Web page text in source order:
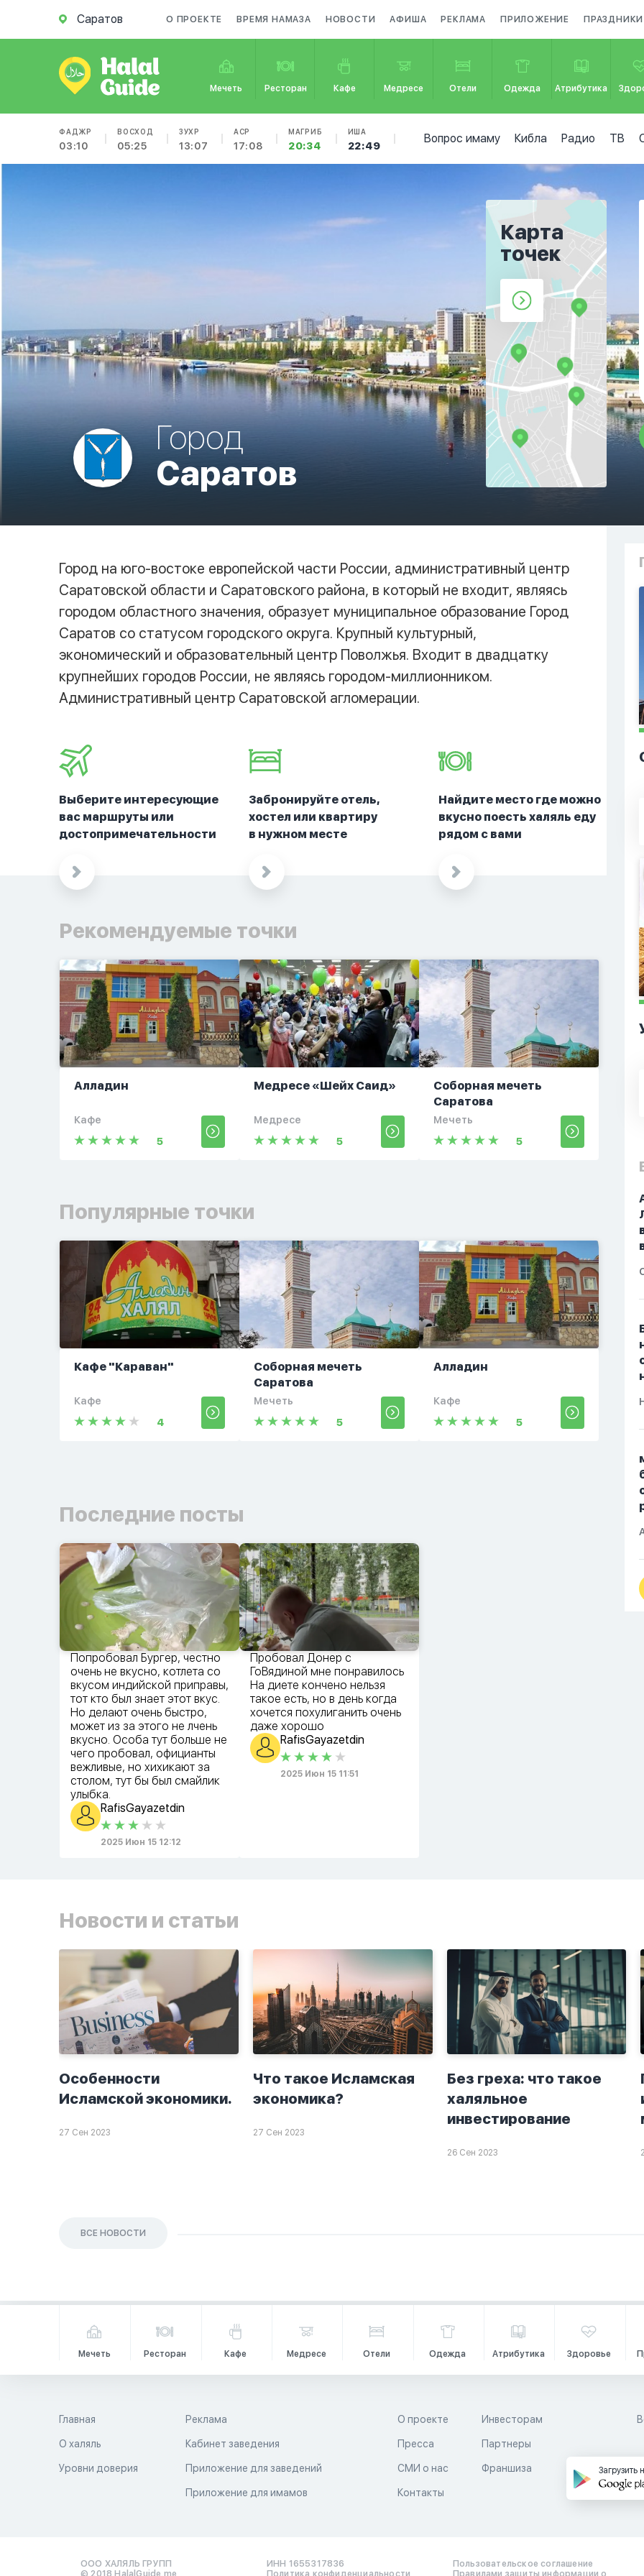
Саратов О ПРОЕКТЕ ВРЕМЯ НАМАЗА НОВОСТИ АФИША РЕКЛАМА ПРИЛОЖЕНИЕ ПРАЗДНИКИ
Мечеть Ресторан Кафе Медресе Отели Одежда Атрибутика
ФАДЖР
03:10
ВОСХОД
05:25
ЗУХР
13:07
АСР
17:08
МАГРИБ
20:34
ИША
22:49
Вопрос имаму Кибла Радио ТВ
Город
Саратов
Карта
точек
Город на юго-востоке европейской части России, административный центр
Саратовской области и Саратовского района, в который не входит, являясь
городом областного значения, образует муниципальное образование Город
Саратов со статусом городского округа. Крупный культурный,
экономический и образовательный центр Поволжья. Входит в двадцатку
крупнейших городов России, не являясь городом-миллионником.
Административный центр Саратовской агломерации.
Выберите интересующие
вас маршруты или
достопримечательности
Забронируйте отель,
хостел или квартиру
в нужном месте
Найдите место где можно
вкусно поесть халяль еду
рядом с вами
Рекомендуемые точки
Алладин
Кафе
5
Медресе «Шейх Саид»
Медресе
5
Соборная мечеть
Саратова
Мечеть
5
Популярные точки
Кафе "Караван"
Кафе
4
Соборная мечеть
Саратова
Мечеть
5
Алладин
Кафе
5
Последние посты
Попробовал Бургер, честно
очень не вкусно, котлета со
вкусом индийской приправы,
тот кто был знает этот вкус.
Но делают очень быстро,
может из за этого не лчень
вкусно. Особа тут больше не
чего пробовал, официанты
вежливые, но хихикают за
столом, тут бы был смайлик
улыбка.
RafisGayazetdin
2025 Июн 15 12:12
Пробовал Донер с
ГоВядиной мне понравилось
На диете кончено нельзя
такое есть, но в день когда
хочется похулиганить очень
даже хорошо
RafisGayazetdin
2025 Июн 15 11:51
Новости и статьи
Особенности
Исламской экономики.
27 Сен 2023
Что такое Исламская
экономика?
27 Сен 2023
Без греха: что такое
халяльное
инвестирование
26 Сен 2023
ВСЕ НОВОСТИ
Мечеть Ресторан Кафе Медресе Отели Одежда Атрибутика Здоровье
Главная
О халяль
Уровни доверия
Реклама
Кабинет заведения
Приложение для заведений
Приложение для имамов
О проекте
Пресса
СМИ о нас
Контакты
Инвесторам
Партнеры
Франшиза Загрузить
ООО ХАЛЯЛЬ ГРУПП
© 2018 HalalGuide.me
ИНН 1655317836
Политика конфиденциальности
Пользовательское соглашение
Правилами защиты информации о